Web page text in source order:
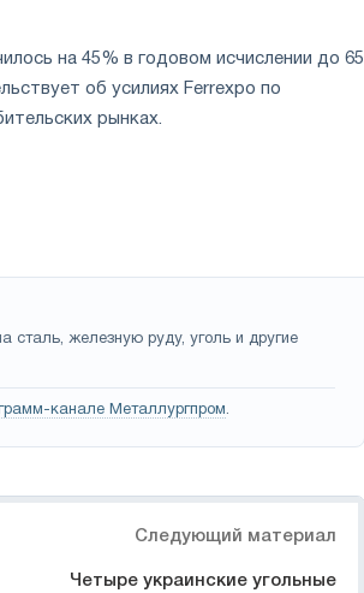
на 45% в годовом исчислении до 65
об усилиях Ferrexpo по
рынках.
сталь, железную руду, уголь и другие
канале Металлургпром.
Следующий материал
Четыре украинские угольные